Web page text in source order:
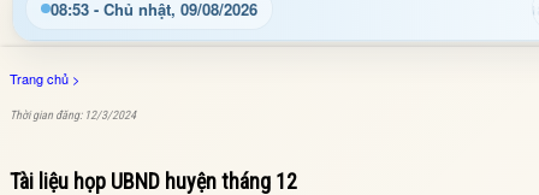
08:53 - Chủ nhật, 09/08/2026
Trang thông tin điện tử xã Mường Ảng Cập nhật
Trang chủ >
Thời gian đăng: 12/3/2024
Tài liệu họp UBND huyện tháng 12